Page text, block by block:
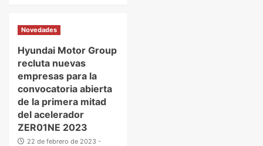
Novedades
Hyundai Motor Group
recluta nuevas
empresas para la
convocatoria abierta
de la primera mitad
del acelerador
ZER01NE 2023
22 de febrero de 2023 -